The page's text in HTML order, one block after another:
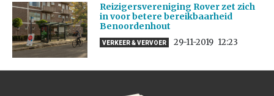
Reizigersvereniging Rover zet zich
in voor betere bereikbaarheid
Benoordenhout
VERKEER & VERVOER 29-11-2019 12:23